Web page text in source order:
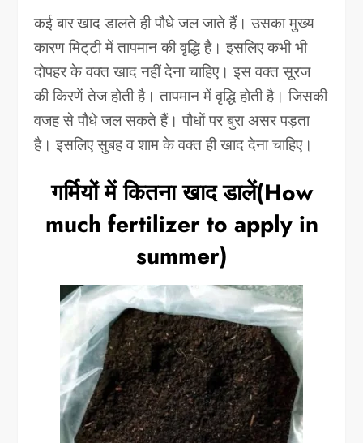
कई बारखाद डालते ही पौधे जल जाते हैं। उसका मुख्य
कारण मिट्‌टी में तापमान की वृद्धि है। इसलिए कभी भी
दोपहर के वक्त खाद नहीं देना चाहिए। इस वक्त सूरज
की किरणें तेज होती है। तापमान में वृद्धि होती है। जिसकी
वजह से पौधे जल सकते हैं। पौधों पर बुरा असर पड़ता
है। इसलिए सुबह व शाम के वक्त ही खाद देना चाहिए।
गर्मियों में कितना खाद डालें(How
much fertilizer to apply in
summer)